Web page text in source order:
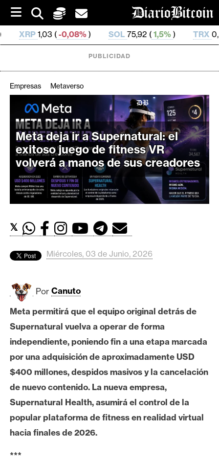
i
p
t
o
) SOL 75,92 (1,5% TRX0,329 646 ( 0,62%)
C
r
i
p
t
o
M
e
a
o
i
t
c
o
n
t
h
PUBLICIDAD
Empresas Metaverso
Meta deja ir a Supernatural: el
exitoso juego de fitness VR
volverá a manos de sus creadores
𝕏
Miércoles, 03 de Junio, 2026
Por Canuto
Meta permitirá que el equipo original detrás de
Supernatural vuelva a operar de forma
independiente, poniendo fin a una etapa marcada
por una adquisición de aproximadamente USD
$400 millones, despidos masivos y la cancelación
de nuevo contenido. La nueva empresa,
Supernatural Health, asumirá el control de la
popular plataforma de fitness en realidad virtual
hacia finales de 2026.
***